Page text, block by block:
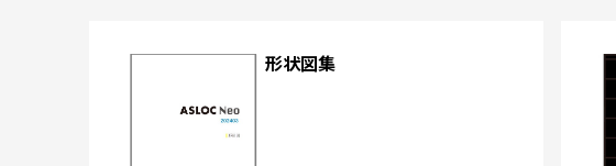
形状図集